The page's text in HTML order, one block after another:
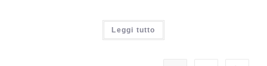
Leggi tutto